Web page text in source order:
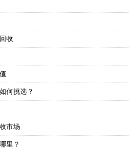
收
何挑选？
市场
里？